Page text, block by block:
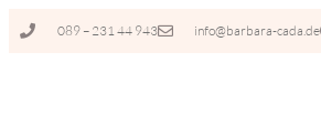
089 – 231 44 943 info@barbara-cada.de